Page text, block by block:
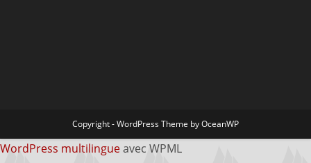
Copyright - WordPress Theme by OceanWP
WordPress multilingueavec WPML